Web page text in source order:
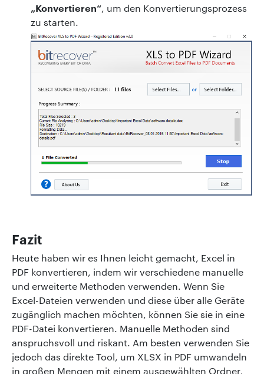
„Konvertieren“, um den Konvertierungsprozess
zu starten.
Fazit
Heute haben wir es Ihnen leicht gemacht, Excel in
PDF konvertieren, indem wir verschiedene manuelle
und erweiterte Methoden verwenden. Wenn Sie
Excel-Dateien verwenden und diese über alle Geräte
zugänglich machen möchten, können Sie sie in eine
PDF-Datei konvertieren. Manuelle Methoden sind
anspruchsvoll und riskant. Am besten verwenden Sie
jedoch das direkte Tool, um XLSX in PDF umwandeln
in großen Mengen mit einem ausgewählten Ordner,